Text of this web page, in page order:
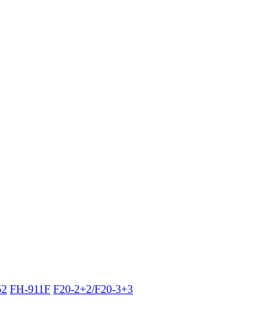
FH-911F F20-2+2/F20-3+3